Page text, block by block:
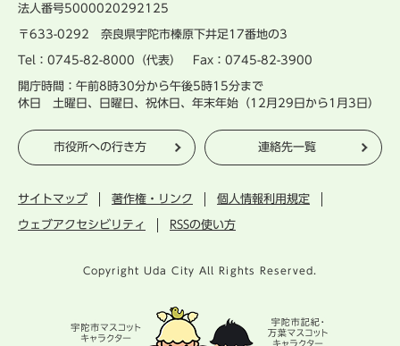
法人番号5000020292125
〒633-0292 奈良県宇陀市榛原下井足17番地の3
Tel：0745-82-8000（代表） Fax：0745-82-3900
開庁時間：午前8時30分から午後5時15分まで
休日 土曜日、日曜日、祝休日、年末年始（12月29日から1月3日）
市役所への行き方 連絡先一覧
サイトマップ 著作権・リンク 個人情報利用規定
ウェブアクセシビリティ RSSの使い方
Copyright Uda City All Rights Reserved.